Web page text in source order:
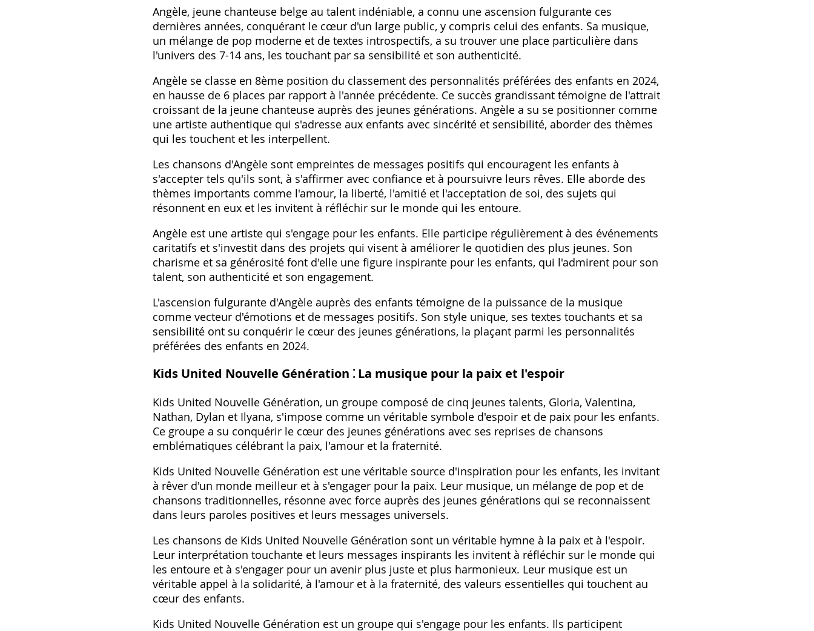
Angèle, jeune chanteuse belge au talent indéniable, a connu une ascension fulgurante ces
dernières années, conquérant le cœur d'un large public, y compris celui des enfants. Sa musique,
un mélange de pop moderne et de textes introspectifs, a su trouver une place particulière dans
l'univers des 7-14 ans, les touchant par sa sensibilité et son authenticité.
Angèle se classe en 8ème position du classement des personnalités préférées des enfants en 2024,
en hausse de 6 places par rapport à l'année précédente. Ce succès grandissant témoigne de l'attrait
croissant de la jeune chanteuse auprès des jeunes générations. Angèle a su se positionner comme
une artiste authentique qui s'adresse aux enfants avec sincérité et sensibilité, aborder des thèmes
qui les touchent et les interpellent.
Les chansons d'Angèle sont empreintes de messages positifs qui encouragent les enfants à
s'accepter tels qu'ils sont, à s'affirmer avec confiance et à poursuivre leurs rêves. Elle aborde des
thèmes importants comme l'amour, la liberté, l'amitié et l'acceptation de soi, des sujets qui
résonnent en eux et les invitent à réfléchir sur le monde qui les entoure.
Angèle est une artiste qui s'engage pour les enfants. Elle participe régulièrement à des événements
caritatifs et s'investit dans des projets qui visent à améliorer le quotidien des plus jeunes. Son
charisme et sa générosité font d'elle une figure inspirante pour les enfants, qui l'admirent pour son
talent, son authenticité et son engagement.
L'ascension fulgurante d'Angèle auprès des enfants témoigne de la puissance de la musique
comme vecteur d'émotions et de messages positifs. Son style unique, ses textes touchants et sa
sensibilité ont su conquérir le cœur des jeunes générations, la plaçant parmi les personnalités
préférées des enfants en 2024.
Kids United Nouvelle Génération ⁚ La musique pour la paix et l'espoir
Kids United Nouvelle Génération, un groupe composé de cinq jeunes talents, Gloria, Valentina,
Nathan, Dylan et Ilyana, s'impose comme un véritable symbole d'espoir et de paix pour les enfants.
Ce groupe a su conquérir le cœur des jeunes générations avec ses reprises de chansons
emblématiques célébrant la paix, l'amour et la fraternité.
Kids United Nouvelle Génération est une véritable source d'inspiration pour les enfants, les invitant
à rêver d'un monde meilleur et à s'engager pour la paix. Leur musique, un mélange de pop et de
chansons traditionnelles, résonne avec force auprès des jeunes générations qui se reconnaissent
dans leurs paroles positives et leurs messages universels.
Les chansons de Kids United Nouvelle Génération sont un véritable hymne à la paix et à l'espoir.
Leur interprétation touchante et leurs messages inspirants les invitent à réfléchir sur le monde qui
les entoure et à s'engager pour un avenir plus juste et plus harmonieux. Leur musique est un
véritable appel à la solidarité, à l'amour et à la fraternité, des valeurs essentielles qui touchent au
cœur des enfants.
Kids United Nouvelle Génération est un groupe qui s'engage pour les enfants. Ils participent